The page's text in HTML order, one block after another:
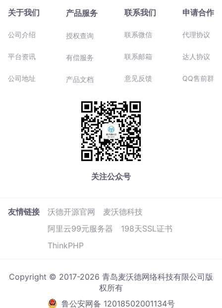
关于我们
公司介绍
平台资讯
公司地址
产品服务
授权查询
有偿服务
产品文档
联系我们
联系微信
联系邮箱
意见反馈
申请合作
代理协议
达人协议
QQ售前群
关注公众号
友情链接 沃德开源官网
麦沃德科技
阿里云99元服务器
198天SSL证书
ThinkPHP
Copyright © 2017-2026 青岛麦沃德网络科技有限公司版
权所有
鲁公安网备 12018502001134号